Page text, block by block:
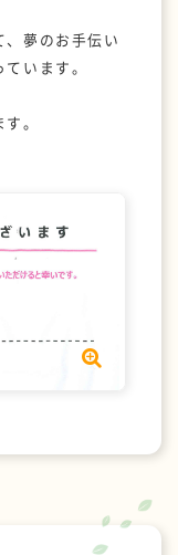
夢のお手伝い
います。
。